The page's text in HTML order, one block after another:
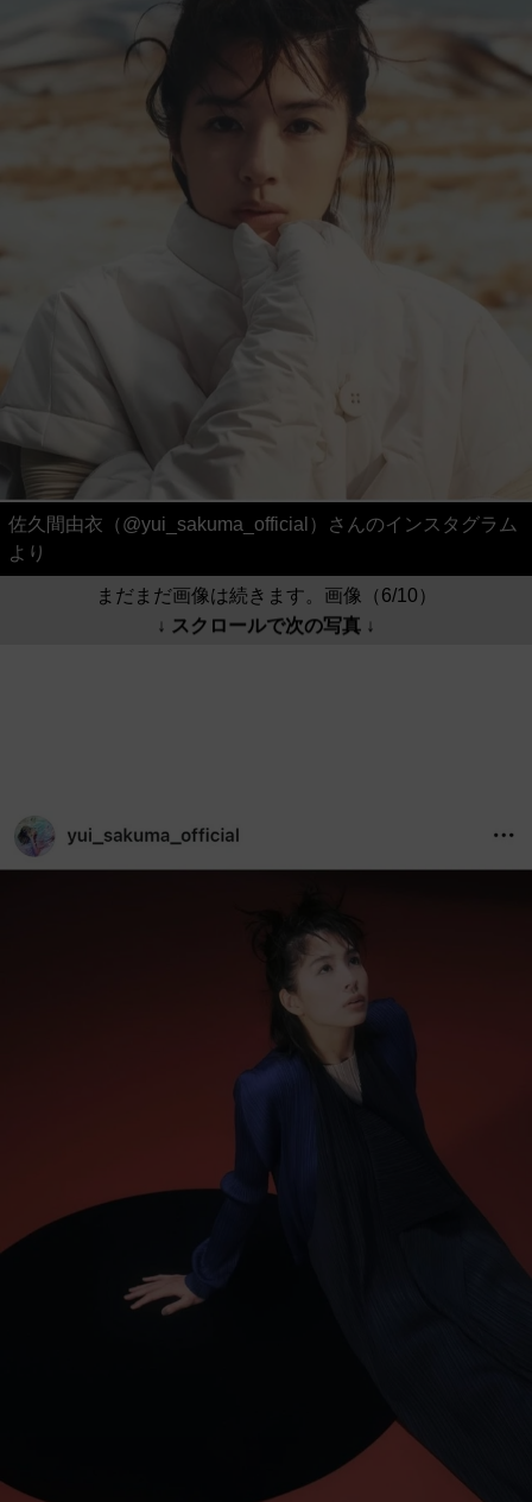
佐久間由衣（@yui_sakuma_official）さんのインスタグラム
より
まだまだ画像は続きます。画像（6/10）
↓ スクロールで次の写真 ↓